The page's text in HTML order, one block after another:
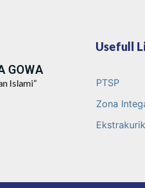
GOWA
Islami”
Usefull
PTSP
Zona